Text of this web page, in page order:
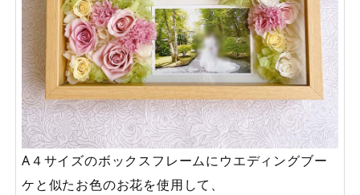
A４サイズのボックスフレームにウエディングブー
ケと似たお色のお花を使用して、